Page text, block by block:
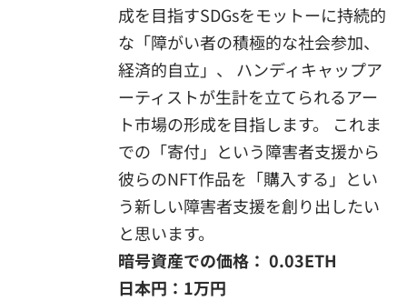
成を目指すSDGsをモットーに持続的
な「障がい者の積極的な社会参加、
経済的自立」、 ハンディキャップア
ーティストが生計を立てられるアー
ト市場の形成を目指します。 これま
での「寄付」という障害者支援から
彼らのNFT作品を「購入する」とい
う新しい障害者支援を創り出したい
と思います。
暗号資産での価格： 0.03ETH
日本円：1万円